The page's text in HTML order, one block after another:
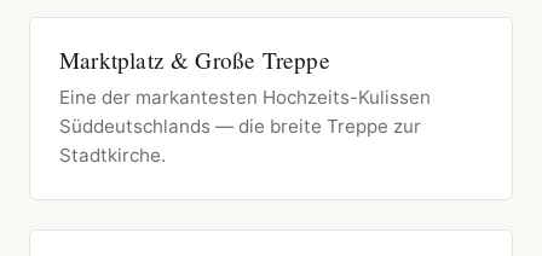
Marktplatz & Große Treppe
Eine der markantesten Hochzeits-Kulissen
Süddeutschlands — die breite Treppe zur
Stadtkirche.